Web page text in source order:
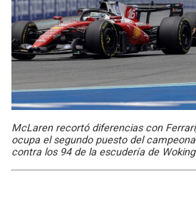
McLaren recortó diferencias con
ocupa el segundo puesto del
contra los 94 de la escudería de